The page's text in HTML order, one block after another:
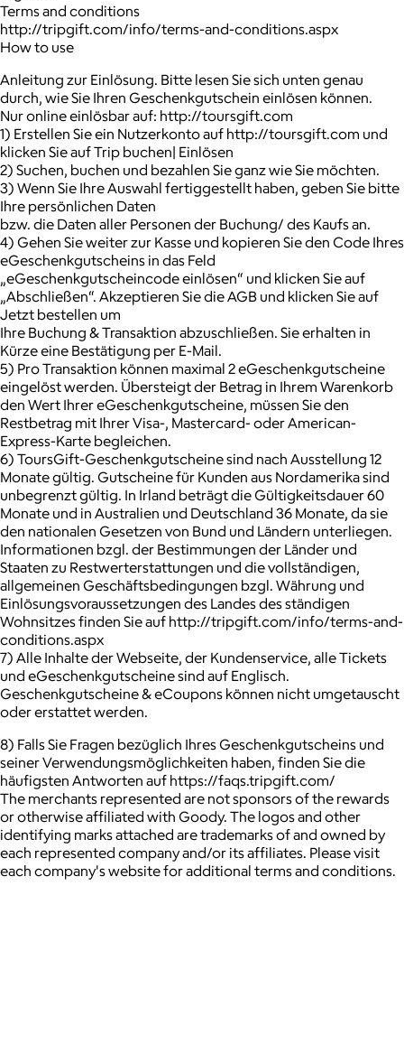
Terms and conditions
http://tripgift.com/info/terms-and-conditions.aspx
How to use
Anleitung zur Einlösung. Bitte lesen Sie sich unten genau
durch, wie Sie Ihren Geschenkgutschein einlösen können.
Nur online einlösbar auf: http://toursgift.com
1) Erstellen Sie ein Nutzerkonto auf http://toursgift.com und
klicken Sie auf Trip buchen| Einlösen
2) Suchen, buchen und bezahlen Sie ganz wie Sie möchten.
3) Wenn Sie Ihre Auswahl fertiggestellt haben, geben Sie bitte
Ihre persönlichen Daten
bzw. die Daten aller Personen der Buchung/ des Kaufs an.
4) Gehen Sie weiter zur Kasse und kopieren Sie den Code Ihres
eGeschenkgutscheins in das Feld
„eGeschenkgutscheincode einlösen“ und klicken Sie auf
„Abschließen“. Akzeptieren Sie die AGB und klicken Sie auf
Jetzt bestellen um
Ihre Buchung & Transaktion abzuschließen. Sie erhalten in
Kürze eine Bestätigung per E-Mail.
5) Pro Transaktion können maximal 2 eGeschenkgutscheine
eingelöst werden. Übersteigt der Betrag in Ihrem Warenkorb
den Wert Ihrer eGeschenkgutscheine, müssen Sie den
Restbetrag mit Ihrer Visa-, Mastercard- oder American-
Express-Karte begleichen.
6) ToursGift-Geschenkgutscheine sind nach Ausstellung 12
Monate gültig. Gutscheine für Kunden aus Nordamerika sind
unbegrenzt gültig. In Irland beträgt die Gültigkeitsdauer 60
Monate und in Australien und Deutschland 36 Monate, da sie
den nationalen Gesetzen von Bund und Ländern unterliegen.
Informationen bzgl. der Bestimmungen der Länder und
Staaten zu Restwerterstattungen und die vollständigen,
allgemeinen Geschäftsbedingungen bzgl. Währung und
Einlösungsvoraussetzungen des Landes des ständigen
Wohnsitzes finden Sie auf http://tripgift.com/info/terms-and-
conditions.aspx
7) Alle Inhalte der Webseite, der Kundenservice, alle Tickets
und eGeschenkgutscheine sind auf Englisch.
Geschenkgutscheine & eCoupons können nicht umgetauscht
oder erstattet werden.
8) Falls Sie Fragen bezüglich Ihres Geschenkgutscheins und
seiner Verwendungsmöglichkeiten haben, finden Sie die
häufigsten Antworten auf https://faqs.tripgift.com/
The merchants represented are not sponsors of the rewards
or otherwise affiliated with Goody. The logos and other
identifying marks attached are trademarks of and owned by
each represented company and/or its affiliates. Please visit
each company's website for additional terms and conditions.